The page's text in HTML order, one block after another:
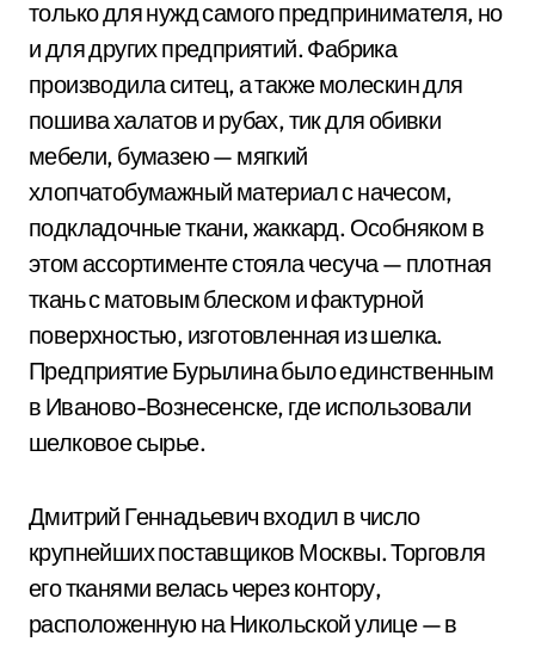
только для нужд самого предпринимателя, но
и для других предприятий. Фабрика
производила ситец, а также молескин для
пошива халатов и рубах, тик для обивки
мебели, бумазею — мягкий
хлопчатобумажный материал с начесом,
подкладочные ткани, жаккард. Особняком в
этом ассортименте стояла чесуча — плотная
ткань с матовым блеском и фактурной
поверхностью, изготовленная из шелка.
Предприятие Бурылина было единственным
в Иваново-Вознесенске, где использовали
шелковое сырье.
Дмитрий Геннадьевич входил в число
крупнейших поставщиков Москвы. Торговля
его тканями велась через контору,
расположенную на Никольской улице — в